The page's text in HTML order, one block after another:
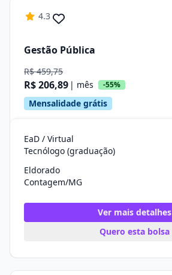
4.3
Gestão Pública
R$ 459,75
R$ 206,89 | mês -55%
Mensalidade grátis
EaD / Virtual
Tecnólogo (graduação)
Eldorado
Contagem/MG
Ver mais detalhes
Quero esta bolsa